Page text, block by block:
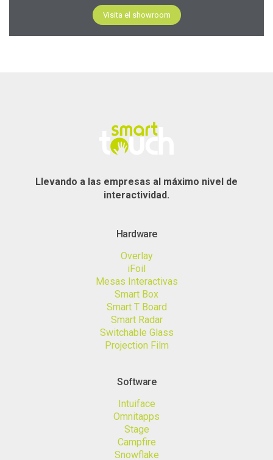
Visita el showroom
Llevando a las empresas al máximo nivel de
interactividad.
Hardware
Overlay
iFoil
Mesas Interactivas
Smart Box
Smart T Board
Smart Radar
Switchable Glass
Projection Film
Software
Intuiface
Omnitapps
Stage
Campfire
Snowflake